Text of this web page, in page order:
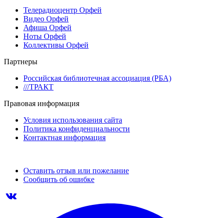
Телерадиоцентр Орфей
Видео Орфей
Афиша Орфей
Ноты Орфей
Коллективы Орфей
Партнеры
Российская библиотечная ассоциация (РБА)
///ТРАКТ
Правовая информация
Условия использования сайта
Политика конфиденциальности
Контактная информация
Оставить отзыв или пожелание
Сообщить об ошибке